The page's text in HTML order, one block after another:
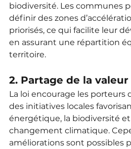
biodiversité. Les communes
définir des zones
priorisés, ce qui facilite leur
en assurant une répartition
territoire.
2. Partage de la valeur
La loi encourage les porteurs
des initiatives locales
énergétique, la biodiversité et
changement climatique.
améliorations sont possibles